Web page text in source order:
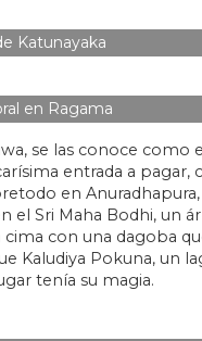
Katunayaka
en Ragama
se las conoce como
entrada a pagar,
en
el Sri Maha Bodhi, un
con una dagoba
Kaludiya Pokuna, un
tenía su magia.